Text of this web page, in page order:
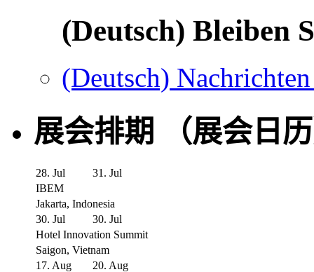
(Deutsch) Bleiben
(Deutsch)
展会排期 （展会日
28. Jul
31. Jul
IBEM
Jakarta, Indonesia
30. Jul
30. Jul
Hotel Innovation Summit
Saigon, Vietnam
17. Aug
20. Aug